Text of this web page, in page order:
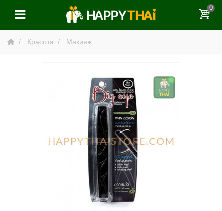
0
Красота Макияж